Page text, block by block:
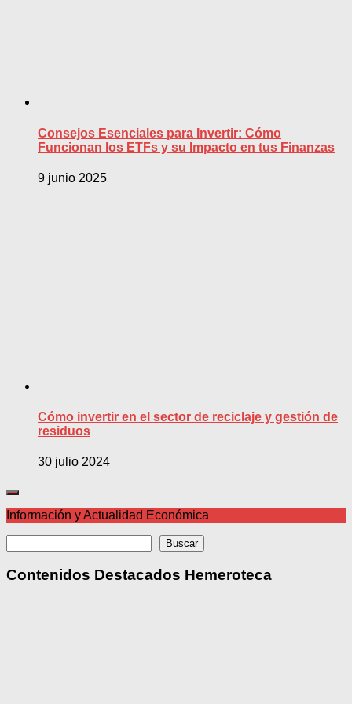
Consejos Esenciales para Invertir: Cómo
Funcionan los ETFs y su Impacto en tus Finanzas
9 junio 2025
Cómo invertir en el sector de reciclaje y gestión de
residuos
30 julio 2024
Información y Actualidad Económica
Buscar
Contenidos Destacados Hemeroteca